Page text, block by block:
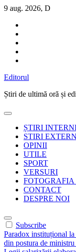
Sari
conținut
9 aug. 2026, D
Editorul
Știri de ultimă oră și
ȘTIRI
STIRI
OPINII
UTILE
SPORT
VERSURI
CONTACT
DESPRE NOI
Subscribe
Paradox instituțional
din postura de